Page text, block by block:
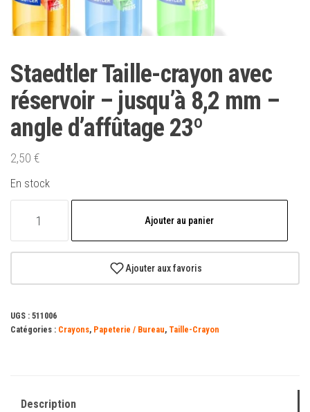
Staedtler Taille-crayon avec
réservoir – jusqu’à 8,2 mm –
angle d’affûtage 23º
2,50 €
En stock
crayon
réservoir
mm
Ajouter au panier
Ajouter aux favoris
UGS : 511006
Catégories : Crayons, Papeterie / Bureau, Taille-Crayon
Description